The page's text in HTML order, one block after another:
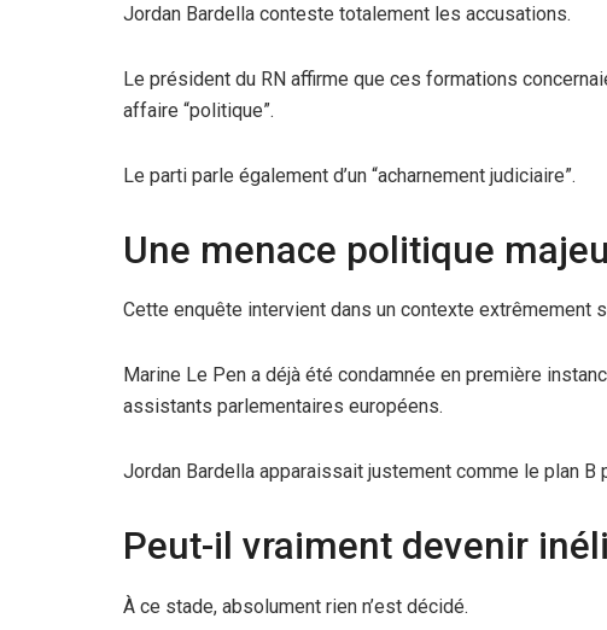
Jordan Bardella conteste totalement les accusations.
Le président du RN affirme que ces formations
affaire “politique”.
Le parti parle également d’un “acharnement judiciaire”.
Une menace politique
Cette enquête intervient dans un contexte extrêmement
Marine Le Pen a déjà été condamnée en première
assistants parlementaires européens.
Jordan Bardella apparaissait justement comme le plan B
Peut-il vraiment devenir
À ce stade, absolument rien n’est décidé.